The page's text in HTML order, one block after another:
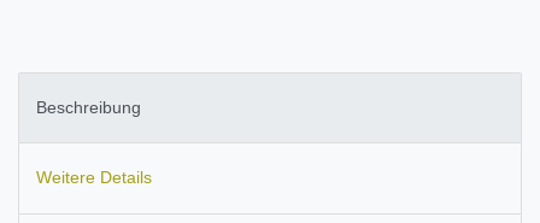
Beschreibung
Weitere Details